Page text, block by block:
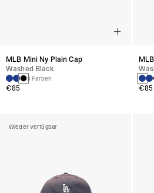
MLB Mini Ny Plain Cap
Washed Black
3 Farben
€85 €85
Wieder Verfügbar